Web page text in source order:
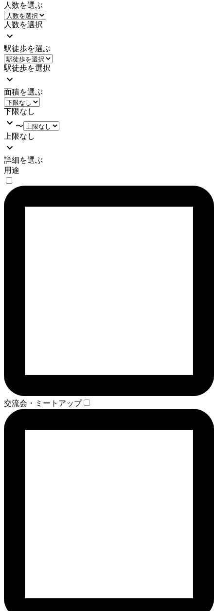
人数を選ぶ
人数を選択
駅徒歩を選ぶ
駅徒歩を選択
面積を選ぶ
下限なし
〜
上限なし
詳細を選ぶ
用途
交流会・ミートアップ